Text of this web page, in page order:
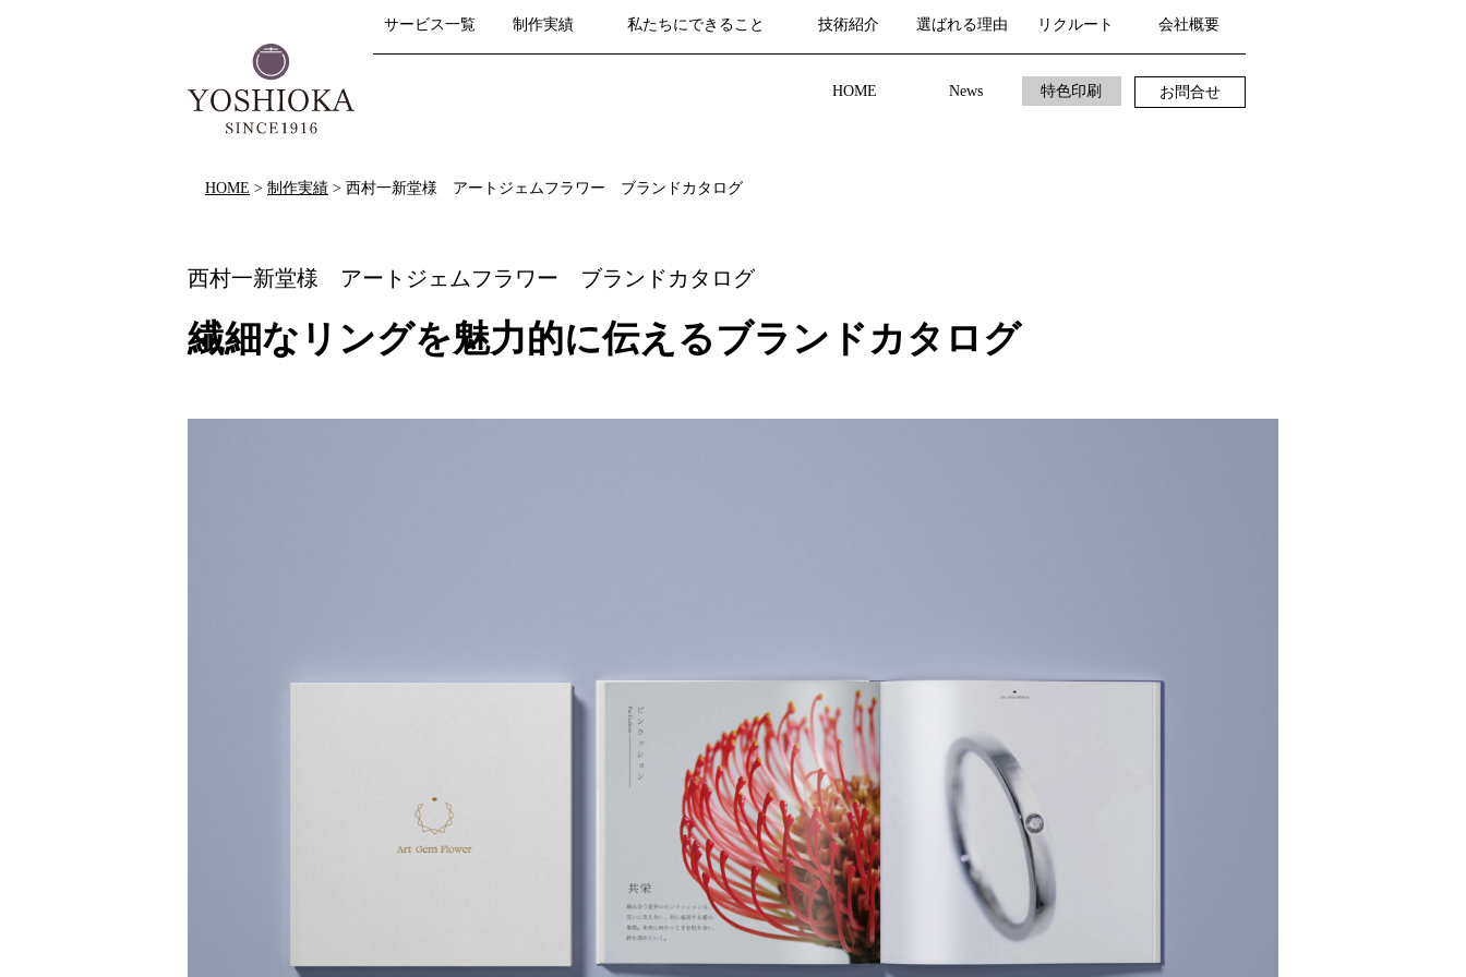
サービス一覧 制作実績 私たちにできること 技術紹介 選ばれる理由 リクルート 会社概要
HOME News 特色印刷 お問合せ
HOME > 制作実績 > 西村一新堂様 アートジェムフラワー ブランドカタログ
西村一新堂様 アートジェムフラワー ブランドカタログ
繊細なリングを魅力的に伝えるブランドカタログ